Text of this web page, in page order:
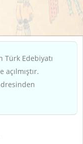
Türk Edebiyatı
açılmıştır.